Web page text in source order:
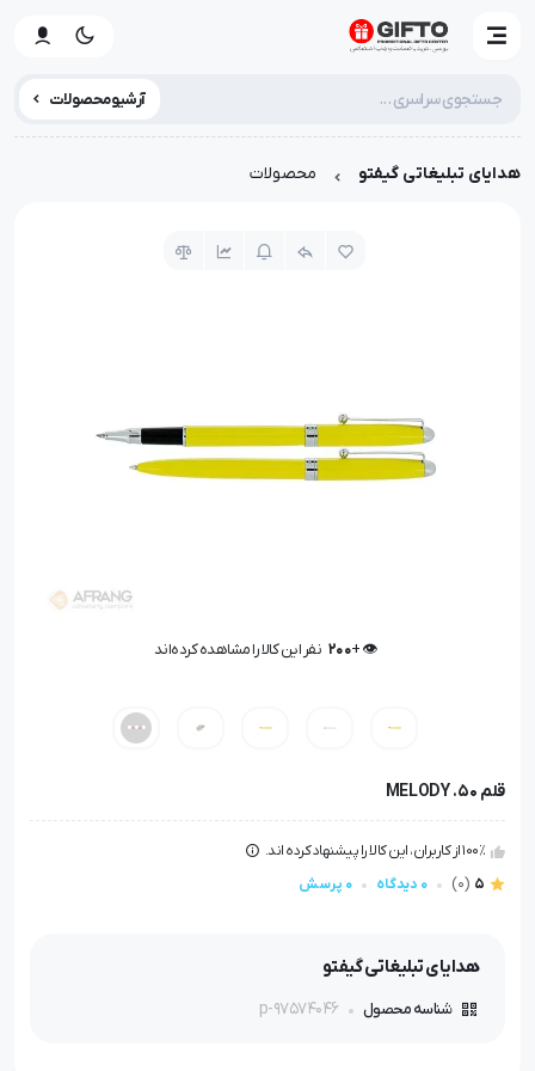
آرشیو محصولات
هدایای تبلیغاتی گیفتو محصولات
👁️ +
200 نفر این کالا را مشاهده کرده‌اند
قلم MELODY .50
100٪ از کاربران، این کالا را پیشنهاد کرده اند.
5
(0) 0 دیدگاه 0 پرسش
هدایای تبلیغاتی گیفتو
شناسه محصول p-97574046